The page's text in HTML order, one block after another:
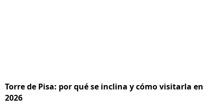
Torre de Pisa: por qué se inclina y cómo visitarla en
2026